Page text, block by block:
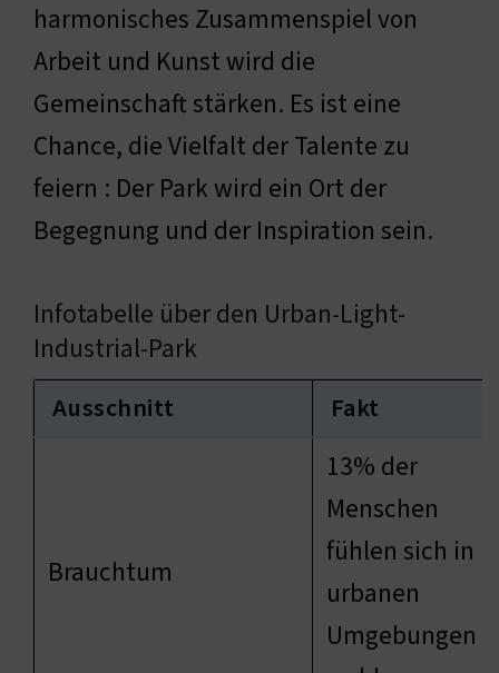
harmonisches Zusammenspiel von
Arbeit und Kunst wird die
Gemeinschaft stärken. Es ist eine
Chance, die Vielfalt der Talente zu
feiern : Der Park wird ein Ort der
Begegnung und der Inspiration sein.
Infotabelle über den Urban-Light-
Industrial-Park
Ausschnitt Fakt
Brauchtum
13% der
Menschen
fühlen sich in
urbanen
Umgebungen